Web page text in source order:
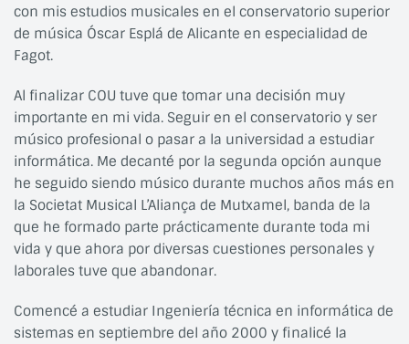
con mis estudios musicales en el conservatorio superior
de música Óscar Esplá de Alicante en especialidad de
Fagot.
Al finalizar COU tuve que tomar una decisión muy
importante en mi vida. Seguir en el conservatorio y ser
músico profesional o pasar a la universidad a estudiar
informática. Me decanté por la segunda opción aunque
he seguido siendo músico durante muchos años más en
la Societat Musical L’Aliança de Mutxamel, banda de la
que he formado parte prácticamente durante toda mi
vida y que ahora por diversas cuestiones personales y
laborales tuve que abandonar.
Comencé a estudiar Ingeniería técnica en informática de
sistemas en septiembre del año 2000 y finalicé la